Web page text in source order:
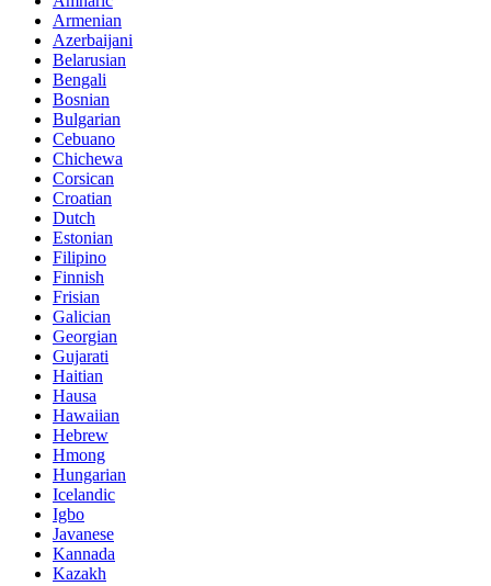
Armenian
Azerbaijani
Belarusian
Bengali
Bosnian
Bulgarian
Cebuano
Chichewa
Corsican
Croatian
Dutch
Estonian
Filipino
Finnish
Frisian
Galician
Georgian
Gujarati
Haitian
Hausa
Hawaiian
Hebrew
Hmong
Hungarian
Icelandic
Igbo
Javanese
Kannada
Kazakh